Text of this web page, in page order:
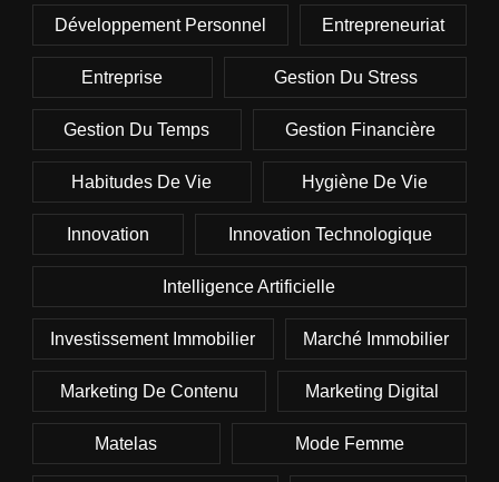
Développement Personnel Entrepreneuriat
Entreprise Gestion Du Stress
Gestion Du Temps Gestion Financière
Habitudes De Vie Hygiène De Vie
Innovation Innovation Technologique
Intelligence Artificielle
Investissement Immobilier Marché Immobilier
Marketing De Contenu Marketing Digital
Matelas Mode Femme